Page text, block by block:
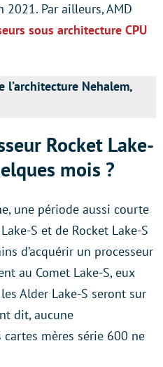
Par ailleurs, AMD
sous architecture CPU
l’architecture Nehalem,
Rocket Lake-
mois ?
une période aussi courte
S et de Rocket Lake-S
d’acquérir un processeur
au Comet Lake-S, eux
Alder Lake-S seront sur
dit, aucune
mères série 600 ne